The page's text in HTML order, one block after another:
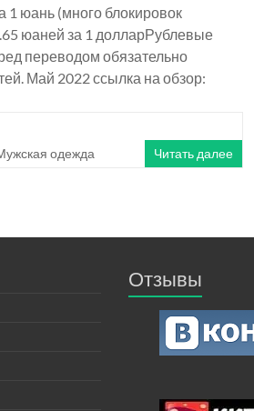
1 юань (много блокировок
юаней за 1 долларРублевые
переводом обязательно
Май 2022 ссылка на обзор:
одежда Читать далее
Отзывы